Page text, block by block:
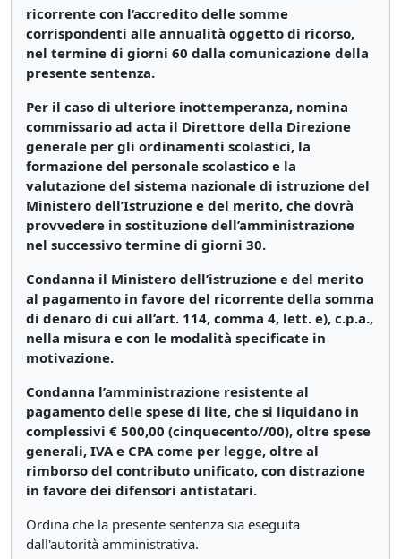
ricorrente con l’accredito delle somme
corrispondenti alle annualità oggetto di ricorso,
nel termine di giorni 60 dalla comunicazione della
presente sentenza.
Per il caso di ulteriore inottemperanza, nomina
commissario ad acta il Direttore della Direzione
generale per gli ordinamenti scolastici, la
formazione del personale scolastico e la
valutazione del sistema nazionale di istruzione del
Ministero dell’Istruzione e del merito, che dovrà
provvedere in sostituzione dell’amministrazione
nel successivo termine di giorni 30.
Condanna il Ministero dell’istruzione e del merito
al pagamento in favore del ricorrente della somma
di denaro di cui all’art. 114, comma 4, lett. e), c.p.a.,
nella misura e con le modalità specificate in
motivazione.
Condanna l’amministrazione resistente al
pagamento delle spese di lite, che si liquidano in
complessivi € 500,00 (cinquecento//00), oltre spese
generali, IVA e CPA come per legge, oltre al
rimborso del contributo unificato, con distrazione
in favore dei difensori antistatari.
Ordina che la presente sentenza sia eseguita
dall'autorità amministrativa.